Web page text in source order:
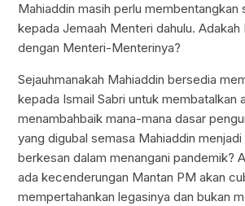
Mahiaddin masih perlu membentangkan
kepada Jemaah Menteri dahulu. Adakah
dengan Menteri-Menterinya?
Sejauhmanakah Mahiaddin bersedia
kepada Ismail Sabri untuk membatalkan
menambahbaik mana-mana dasar
yang digubal semasa Mahiaddin
berkesan dalam menangani pandemik?
ada kecenderungan Mantan PM akan
mempertahankan legasinya dan bukan